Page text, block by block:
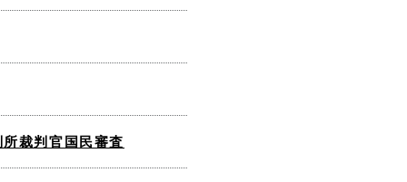
裁判官国民審査